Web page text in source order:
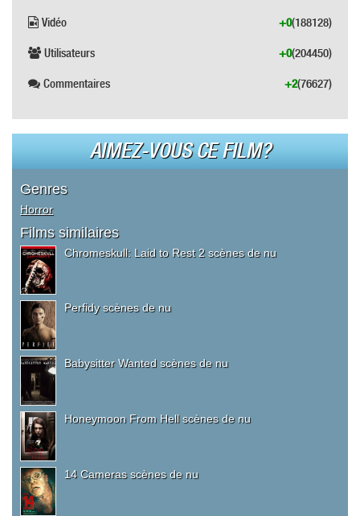
Vidéo (188128)
+0
Utilisateurs (204450)
+0
Commentaires (76627)
+2
AIMEZ-VOUS CE FILM?
Genres
Horror
Films similaires
Chromeskull: Laid to Rest 2 scènes de nu
Perfidy scènes de nu
Babysitter Wanted scènes de nu
Honeymoon From Hell scènes de nu
14 Cameras scènes de nu